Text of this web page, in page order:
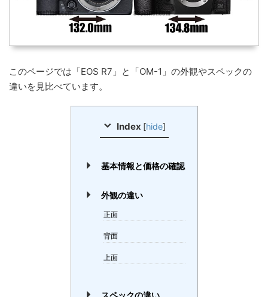
このページでは「EOS R7」と「OM-1」の外観やスペックの
違いを見比べています。
Index [hide]
基本情報と価格の確認
外観の違い
正面
背面
上面